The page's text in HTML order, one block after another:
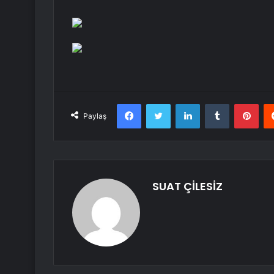
Paylaş
FacebookTwitter LinkedInTumblr
SUAT ÇİLESİZ